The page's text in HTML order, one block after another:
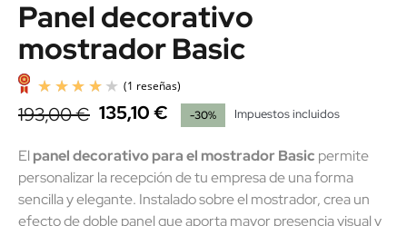
Panel decorativo
mostrador Basic
193,00 € 135,10 € -30% Impuestos incluidos
El panel decorativo para el mostrador Basic permite
personalizar la recepción de tu empresa de una forma
sencilla y elegante. Instalado sobre el mostrador, crea un
efecto de doble panel que aporta mayor presencia visual y